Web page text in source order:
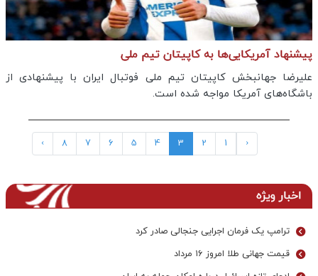
پیشنهاد آمریکایی‌ها به کاپیتان تیم ملی
علیرضا جهانبخش کاپیتان تیم ملی فوتبال ایران با پیشنهادی از
باشگاه‌های آمریکا مواجه شده است.
‹
1
2
3
4
5
6
7
8
›
اخبار ویژه
ترامپ یک فرمان اجرایی جنجالی صادر کرد
قیمت جهانی طلا امروز ۱۶ مرداد